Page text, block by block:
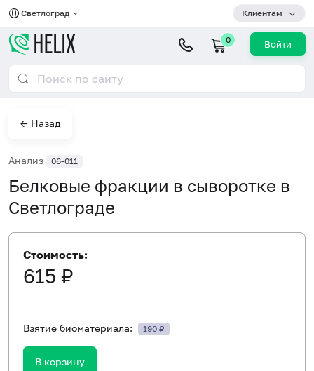
Светлоград Клиентам
0 Войти
← Назад
Анализ 06-011
Белковые фракции в сыворотке в
Светлограде
Стоимость:
615 ₽
Взятие биоматериала: 190 ₽
В корзину